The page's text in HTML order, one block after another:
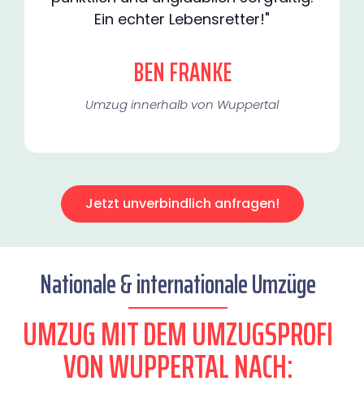
Ein echter Lebensretter!"
BEN FRANKE
Umzug innerhalb von Wuppertal​
Jetzt unverbindlich anfragen!
Nationale & internationale Umzüge
UMZUG MIT DEM UMZUGSPROFI
VON WUPPERTAL NACH: